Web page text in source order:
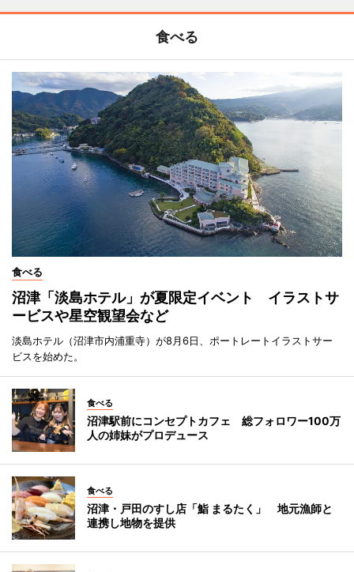
食べる
食べる
沼津「淡島ホテル」が夏限定イベント イラストサ
ービスや星空観望会など
淡島ホテル（沼津市内浦重寺）が8月6日、ポートレートイラストサー
ビスを始めた。
食べる
沼津駅前にコンセプトカフェ 総フォロワー100万
人の姉妹がプロデュース
食べる
沼津・戸田のすし店「鮨 まるたく」 地元漁師と
連携し地物を提供